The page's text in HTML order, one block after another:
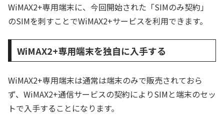
WiMAX2+専用端末に、今回開始された「SIMのみ契約」
のSIMを刺すことでWiMAX2+サービスを利用できます。
WiMAX2+専用端末を独自に入手する
WiMAX2+専用端末は通常は端末のみで販売されておら
ず、WiMAX2+通信サービスの契約によりSIMと端末のセッ
トで入手することになります。